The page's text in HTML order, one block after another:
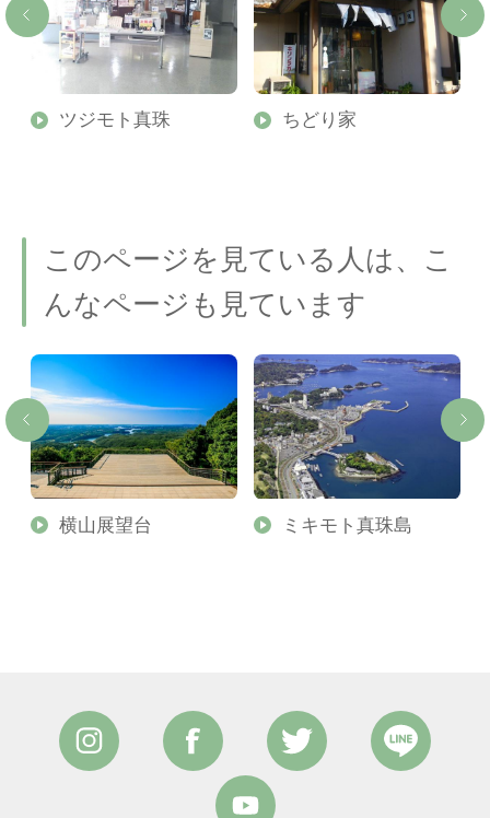
ツジモト真珠 ちどり家
このページを見ている人は、こ
んなページも見ています
横山展望台 ミキモト真珠島